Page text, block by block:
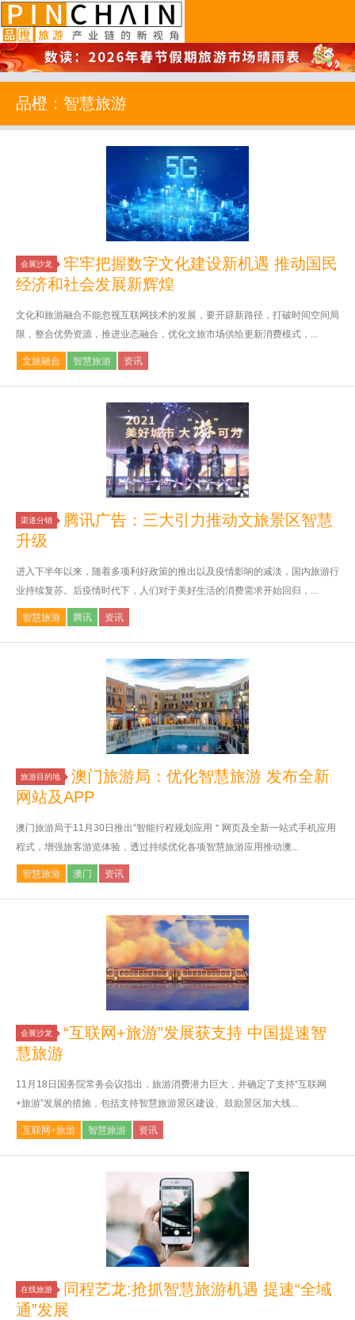
品橙旅游
品橙：智慧旅游
会展沙龙
牢牢把握数字文化建设新机遇 推动国民
经济和社会发展新辉煌
文化和旅游融合不能忽视互联网技术的发展，要开辟新路径，打破时间空间局
限，整合优势资源，推进业态融合，优化文旅市场供给更新消费模式，...
文旅融合 智慧旅游 资讯
渠道分销
腾讯广告：三大引力推动文旅景区智慧
升级
进入下半年以来，随着多项利好政策的推出以及疫情影响的减淡，国内旅游行
业持续复苏。后疫情时代下，人们对于美好生活的消费需求开始回归，...
智慧旅游 腾讯 资讯
旅游目的地
澳门旅游局：优化智慧旅游 发布全新
网站及APP
澳门旅游局于11月30日推出“智能行程规划应用＂网页及全新一站式手机应用
程式，增强旅客游览体验，透过持续优化各项智慧旅游应用推动澳...
智慧旅游 澳门 资讯
会展沙龙
“互联网+旅游”发展获支持 中国提速智
慧旅游
11月18日国务院常务会议指出，旅游消费潜力巨大，并确定了支持“互联网
+旅游”发展的措施，包括支持智慧旅游景区建设、鼓励景区加大线...
互联网+旅游 智慧旅游 资讯
在线旅游
同程艺龙:抢抓智慧旅游机遇 提速“全域
通”发展